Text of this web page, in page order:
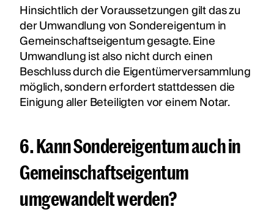
Hinsichtlich der Voraussetzungen gilt das zu
der Umwandlung von Sondereigentum in
Gemeinschaftseigentum gesagte. Eine
Umwandlung ist also nicht durch einen
Beschluss durch die Eigentümerversammlung
möglich, sondern erfordert stattdessen die
Einigung aller Beteiligten vor einem Notar.
6. Kann Sondereigentum auch in
Gemeinschaftseigentum
umgewandelt werden?